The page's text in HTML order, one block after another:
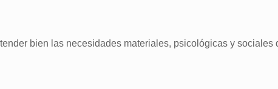
bien las necesidades materiales, psicológicas y sociales